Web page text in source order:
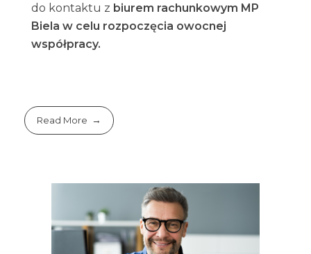
do kontaktu z biurem rachunkowym MP
Biela w celu rozpoczęcia owocnej
współpracy.
Read More